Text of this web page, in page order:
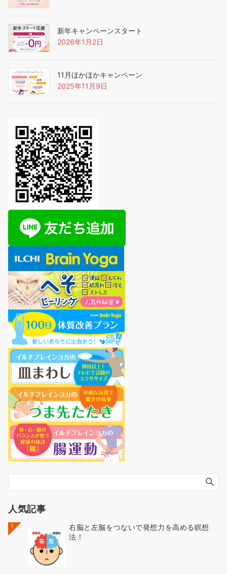
新年キャンペーンスタート
2026年1月2日
11月ほかほかキャンペーン
2025年11月9日
人気記事
1
右脳と左脳をつないで発想力を高める瞑想
法！